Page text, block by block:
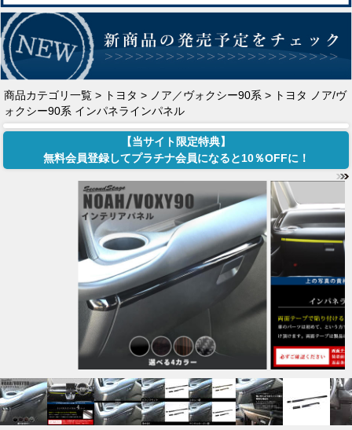
商品カテゴリ一覧 > トヨタ > ノア／ヴォクシー90系 > トヨタ ノア/ヴ
ォクシー90系 インパネラインパネル
【当サイト限定特典】
無料会員登録してプラチナ会員になると10％OFFに！